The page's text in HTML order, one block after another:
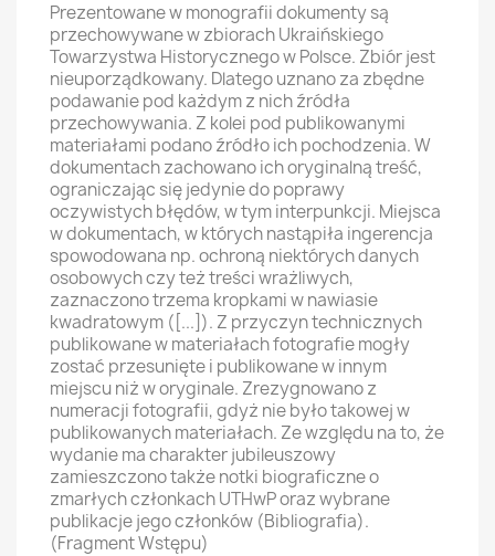
Prezentowane w monografii dokumenty są
przechowywane w zbiorach Ukraińskiego
Towarzystwa Historycznego w Polsce. Zbiór jest
nieuporządkowany. Dlatego uznano za zbędne
podawanie pod każdym z nich źródła
przechowywania. Z kolei pod publikowanymi
materiałami podano źródło ich pochodzenia. W
dokumentach zachowano ich oryginalną treść,
ograniczając się jedynie do poprawy
oczywistych błędów, w tym interpunkcji. Miejsca
w dokumentach, w których nastąpiła ingerencja
spowodowana np. ochroną niektórych danych
osobowych czy też treści wrażliwych,
zaznaczono trzema kropkami w nawiasie
kwadratowym ([...]). Z przyczyn technicznych
publikowane w materiałach fotografie mogły
zostać przesunięte i publikowane w innym
miejscu niż w oryginale. Zrezygnowano z
numeracji fotografii, gdyż nie było takowej w
publikowanych materiałach. Ze względu na to, że
wydanie ma charakter jubileuszowy
zamieszczono także notki biograficzne o
zmarłych członkach UTHwP oraz wybrane
publikacje jego członków (Bibliografia).
(Fragment Wstępu)